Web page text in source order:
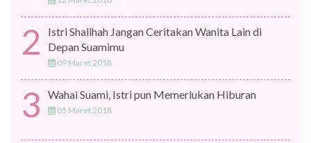
2
Istri Shalihah Jangan Ceritakan Wanita Lain di
Depan Suamimu
09 Maret 2018
3 Wahai Suami, Istri pun Memerlukan Hiburan
05 Maret 2018